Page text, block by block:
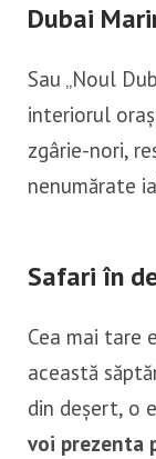
Dubai
Sau „Noul
interiorul
zgârie-nori,
nenumărate
Safari în
Cea mai tare
această
din deșert, o
voi prezenta